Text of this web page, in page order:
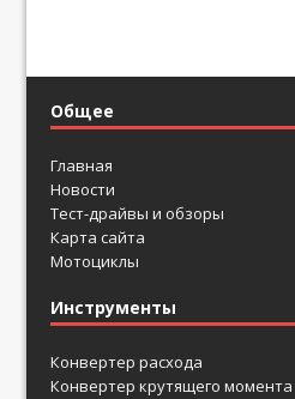
Общее
Главная
Новости
Тест-драйвы и обзоры
Карта сайта
Мотоциклы
Инструменты
Конвертер расхода
Конвертер крутящего момента